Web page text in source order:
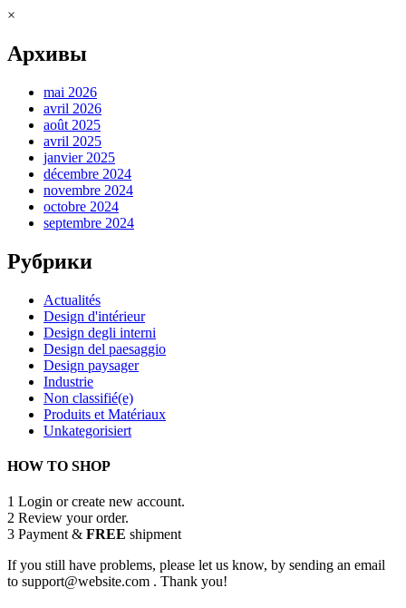
×
Архивы
mai 2026
avril 2026
août 2025
avril 2025
janvier 2025
décembre 2024
novembre 2024
octobre 2024
septembre 2024
Рубрики
Actualités
Design d'intérieur
Design degli interni
Design del paesaggio
Design paysager
Industrie
Non classifié(e)
Produits et Matériaux
Unkategorisiert
HOW TO SHOP
1 Login or create new account.
2 Review your order.
3 Payment & FREE shipment
If you still have problems, please let us know, by sending an email
to support@website.com . Thank you!